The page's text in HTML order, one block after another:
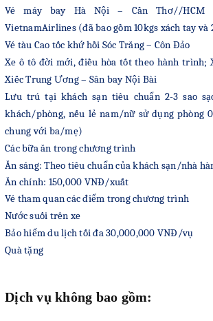
Vé máy bay Hà Nội – Cần Thơ//HCM
VietnamAirlines (đã bao gồm10kgs xách tayvà
Vé tàu Cao tốc khứ hồi Sóc Trăng – Côn Đảo
Xe ô tô đời mới, điều hòa tốt theo hành trình;
Xiếc Trung Ương – Sân bay Nội Bài
Lưu trú tại khách sạn tiêu chuẩn 2-3 sao
khách/phòng, nếu lẻ nam/nữ sử dụng phòng
chung với ba/mẹ)
Các bữa ăn trong chương trình
Ăn sáng: Theo tiêu chuẩn của khách sạn/nhà
Ăn chính: 150,000 VNĐ/xuất
Vé tham quan các điểm trong chương trình
Nước suối trên xe
Bảo hiểm du lịch tối đa 30,000,000 VNĐ/vụ
Quà tặng
Dịch vụ không bao gồm: